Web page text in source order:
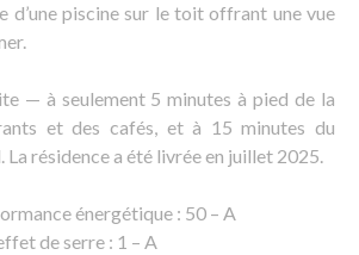
d’une piscine sur le toit offrant une vue
— à seulement 5 minutes à pied de la
et des cafés, et à 15 minutes du
résidence a été livrée en juillet 2025.
énergétique : 50 – A
de serre : 1 – A